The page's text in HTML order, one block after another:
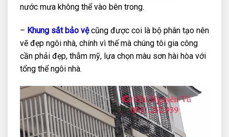
nước mưa không thể vào bên trong.
– Khung sắt bảo vệcũng được coi là bộ phân tạo nên
vẽ đẹp ngôi nhà, chính vì thế mà chúng tôi gia công
cần phải đẹp, thẫm mỹ, lựa chọn màu sơn hài hòa với
tổng thể ngôi nhà.